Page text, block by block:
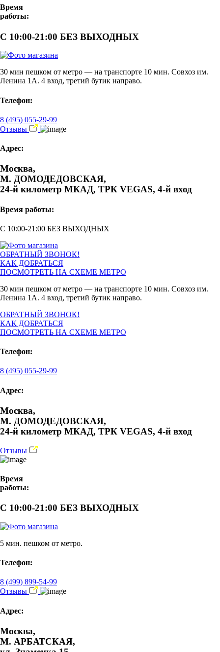
Время
работы:
С 10:00-21:00 БЕЗ ВЫХОДНЫХ
30 мин пешком от метро — на транспорте 10 мин. Совхоз им.
Ленина 1А. 4 вход, третий бутик направо.
Телефон:
8 (495) 055-29-99
Отзывы
Адрес:
Москва,
М. ДОМОДЕДОВСКАЯ,
24-й километр МКАД, ТРК VEGAS, 4-й вход
Время работы:
С 10:00-21:00 БЕЗ ВЫХОДНЫХ
ОБРАТНЫЙ ЗВОНОК!
КАК ДОБРАТЬСЯ
ПОСМОТРЕТЬ НА СХЕМЕ МЕТРО
30 мин пешком от метро — на транспорте 10 мин. Совхоз им.
Ленина 1А. 4 вход, третий бутик направо.
ОБРАТНЫЙ ЗВОНОК!
КАК ДОБРАТЬСЯ
ПОСМОТРЕТЬ НА СХЕМЕ МЕТРО
Телефон:
8 (495) 055-29-99
Адрес:
Москва,
М. ДОМОДЕДОВСКАЯ,
24-й километр МКАД, ТРК VEGAS, 4-й вход
Отзывы
Время
работы:
С 10:00-21:00 БЕЗ ВЫХОДНЫХ
5 мин. пешком от метро.
Телефон:
8 (499) 899-54-99
Отзывы
Адрес:
Москва,
М. АРБАТСКАЯ,